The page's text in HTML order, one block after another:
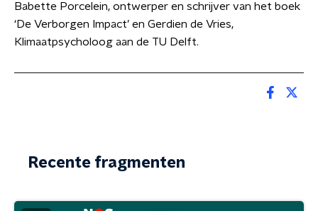
Babette Porcelein, ontwerper en schrijver van het boek
‘De Verborgen Impact’ en Gerdien de Vries,
Klimaatpsycholoog aan de TU Delft.
Recente fragmenten